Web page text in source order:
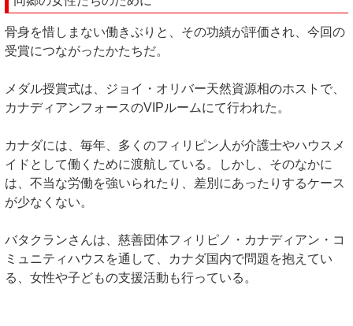
骨身を惜しまない働きぶりと、その功績が評価され、今回の
受賞につながったかたちだ。
メダル授賞式は、ジョイ・オリバー天然資源相のホストで、
カナディアンフォースのVIPルームにて行われた。
カナダには、毎年、多くのフィリピン人が介護士やハウスメ
イドとして働くために渡航している。しかし、そのなかに
は、不当な労働を強いられたり、差別にあったりするケース
が少なくない。
バタクランさんは、慈善団体フィリピノ・カナディアン・コ
ミュニティハウスを通して、カナダ国内で問題を抱えてい
る、女性や子どもの支援活動も行っている。